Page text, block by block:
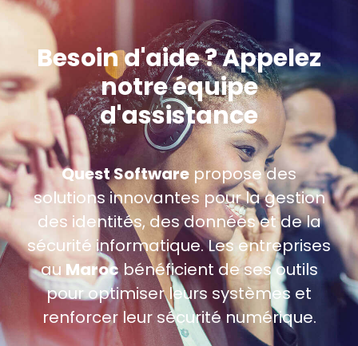
Besoin d'aide ? Appelez
notre équipe
d'assistance
Quest Software propose des
solutions innovantes pour la gestion
des identités, des données et de la
sécurité informatique. Les entreprises
au Marocbénéficient de ses outils
pour optimiser leurs systèmes et
renforcer leur sécurité numérique.